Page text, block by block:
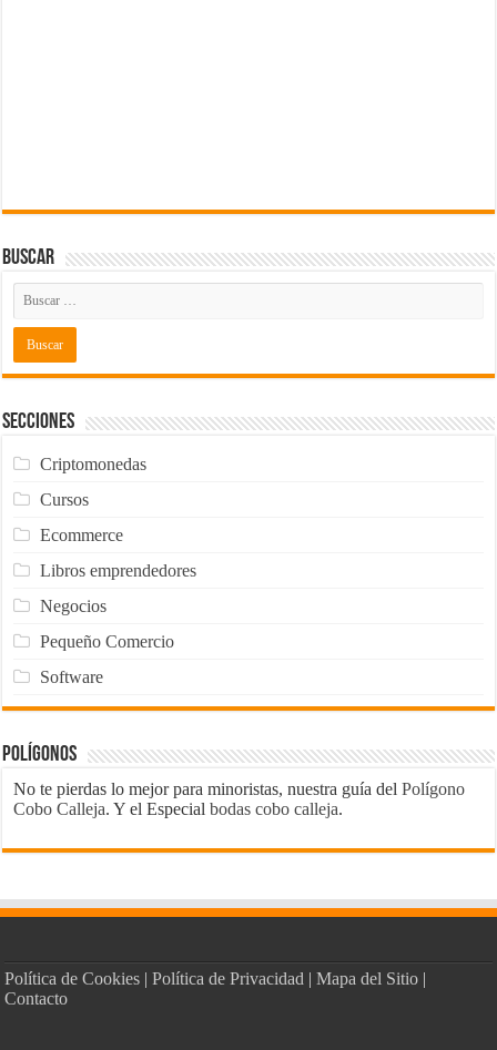
Buscar
Secciones
Criptomonedas
Cursos
Ecommerce
Libros emprendedores
Negocios
Pequeño Comercio
Software
Polígonos
No te pierdas lo mejor para minoristas, nuestra guía delPolígono
Cobo Calleja. Y el Especialbodas cobo calleja.
Política de Cookies |Política de Privacidad |Mapa del Sitio |
Contacto